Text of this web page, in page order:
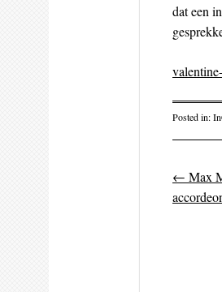
dat een
Posted in:
← Max